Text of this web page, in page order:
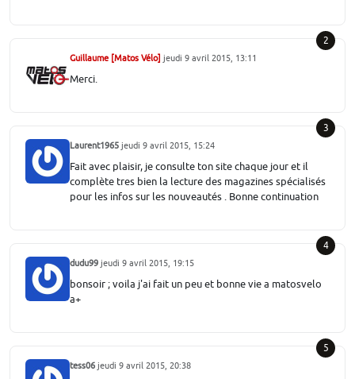
2
Guillaume [Matos Vélo] jeudi 9 avril 2015, 13:11
Merci.
3
Laurent1965 jeudi 9 avril 2015, 15:24
Fait avec plaisir, je consulte ton site chaque jour et il
complète tres bien la lecture des magazines spécialisés
pour les infos sur les nouveautés . Bonne continuation
4
dudu99 jeudi 9 avril 2015, 19:15
bonsoir ; voila j'ai fait un peu et bonne vie a matosvelo
a+
5
tess06 jeudi 9 avril 2015, 20:38